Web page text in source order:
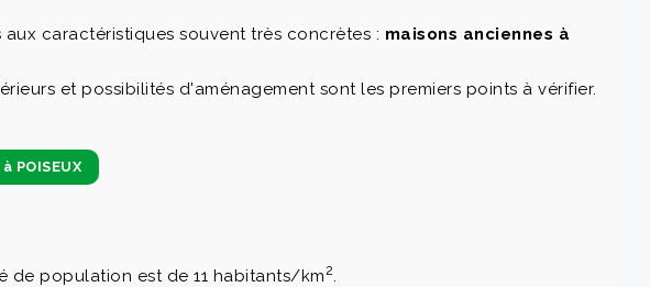
caractéristiques souvent très concrètes : maisons anciennes à
et possibilités d'aménagement sont les premiers points à vérifier.
POISEUX
de population est de 11 habitants/km2.